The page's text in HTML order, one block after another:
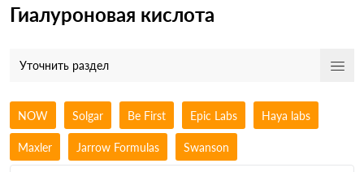
Гиалуроновая кислота
Уточнить раздел
NOW Solgar Be First Epic Labs Haya labs
Maxler Jarrow Formulas Swanson